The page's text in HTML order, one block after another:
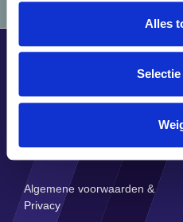
Alles
© OnderhoudNL 2026
Algemene voorwaarden &
Privacy